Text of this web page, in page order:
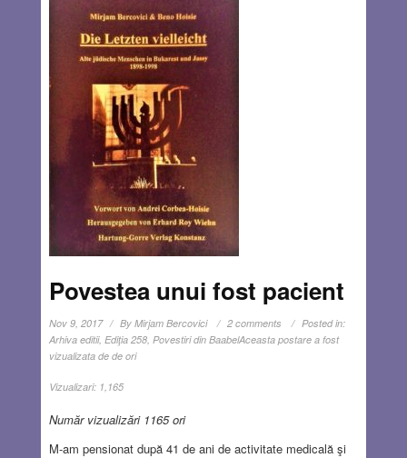
Povestea unui fost pacient
Nov 9, 2017 By Mirjam Bercovici 2 comments
Posted in:
Arhiva editii, Ediţia 258, Povestiri din BaabelAceasta postare a fost
vizualizata de de ori
Vizualizari: 1,165
Număr vizualizări 1165 ori
M-am pensionat după 41 de ani de activitate medicală şi